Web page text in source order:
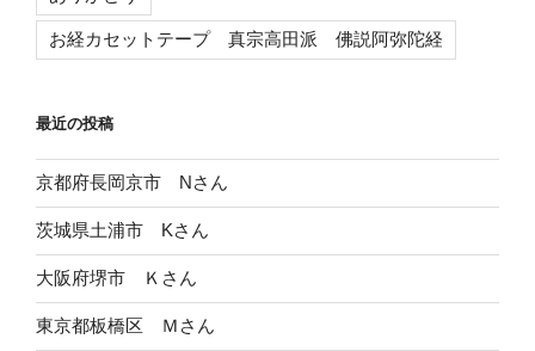
お経カセットテープ 真宗高田派 佛説阿弥陀経
最近の投稿
京都府長岡京市 Nさん
茨城県土浦市 Kさん
大阪府堺市 Ｋさん
東京都板橋区 Ｍさん